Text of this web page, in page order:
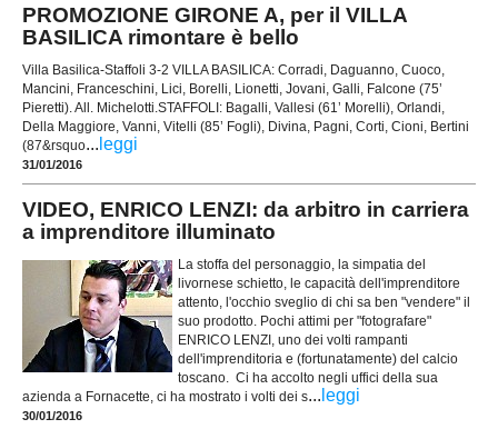
PROMOZIONE GIRONE A, per il VILLA
BASILICA rimontare è bello
Villa Basilica-Staffoli 3-2 VILLA BASILICA: Corradi, Daguanno, Cuoco,
Mancini, Franceschini, Lici, Borelli, Lionetti, Jovani, Galli, Falcone (75’
Pieretti). All. Michelotti.STAFFOLI: Bagalli, Vallesi (61’ Morelli), Orlandi,
Della Maggiore, Vanni, Vitelli (85’ Fogli), Divina, Pagni, Corti, Cioni, Bertini
(87&rsquo... leggi
31/01/2016
VIDEO, ENRICO LENZI: da arbitro in carriera
a imprenditore illuminato
La stoffa del personaggio, la simpatia del
livornese schietto, le capacità dell'imprenditore
attento, l'occhio sveglio di chi sa ben "vendere" il
suo prodotto. Pochi attimi per "fotografare"
ENRICO LENZI, uno dei volti rampanti
dell'imprenditoria e (fortunatamente) del calcio
toscano. Ci ha accolto negli uffici della sua
azienda a Fornacette, ci ha mostrato i volti dei s... leggi
30/01/2016